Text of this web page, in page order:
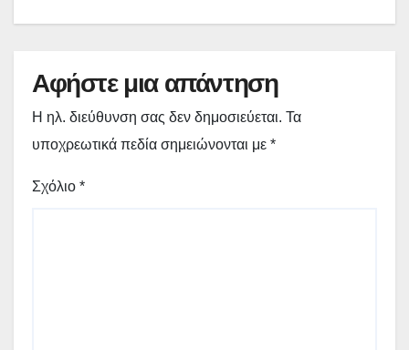
Αφήστε μια απάντηση
Η ηλ. διεύθυνση σας δεν δημοσιεύεται. Τα
υποχρεωτικά πεδία σημειώνονται με *
Σχόλιο *